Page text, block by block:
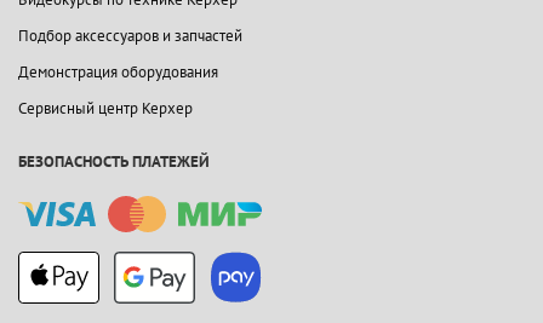
Подбор аксессуаров и запчастей
Демонстрация оборудования
Сервисный центр Керхер
БЕЗОПАСНОСТЬ ПЛАТЕЖЕЙ